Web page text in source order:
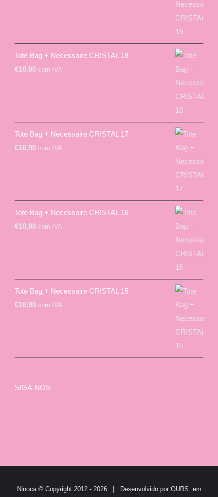
Tote Bag + Necessaire CRISTAL 18
€10,90 com IVA
Tote Bag + Necessaire CRISTAL 17
€10,90 com IVA
Tote Bag + Necessaire CRISTAL 16
€10,90 com IVA
Tote Bag + Necessaire CRISTAL 15
€10,90 com IVA
SIGA-NOS
Ninoca © Copyright 2012 - 2026 | Desenvolvido por OURS em